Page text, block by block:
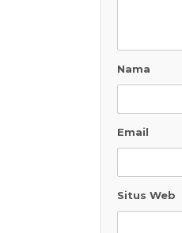
Nama
Email
Situs Web